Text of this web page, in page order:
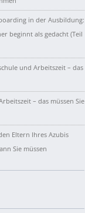
in der Ausbildung:
beginnt als gedacht (Teil
und Arbeitszeit – das
– das müssen Sie
Eltern Ihres Azubis
Sie müssen